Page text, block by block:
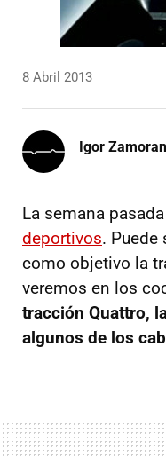
8 Abril 2013
Igor
La semana
deportivos. Puede
como objetivo la
veremos en los
tracción Quattro,
algunos de los